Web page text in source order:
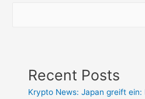
Recent Posts
Krypto News: Japan greift ein: